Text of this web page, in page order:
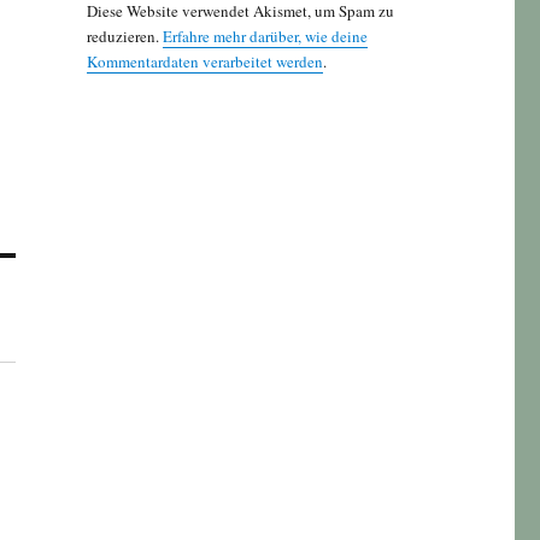
Diese Website verwendet Akismet, um Spam zu
reduzieren.Erfahre mehr darüber, wie deine
Kommentardaten verarbeitet werden.